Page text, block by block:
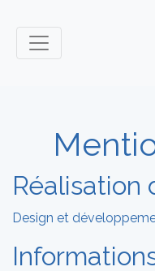
Réalisation
Design et